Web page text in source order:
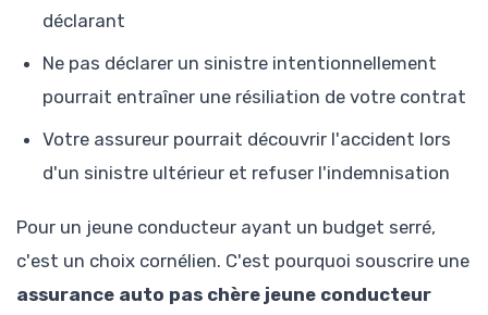
déclarant
Ne pas déclarer un sinistre intentionnellement
pourrait entraîner une résiliation de votre contrat
Votre assureur pourrait découvrir l'accident lors
d'un sinistre ultérieur et refuser l'indemnisation
Pour un jeune conducteur ayant un budget serré,
c'est un choix cornélien. C'est pourquoi souscrire une
assurance auto pas chère jeune conducteur